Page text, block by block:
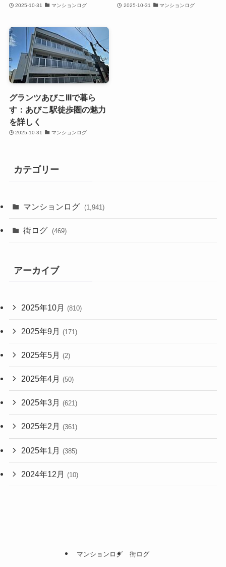
2025-10-31 マンションログ 2025-10-31 マンションログ
グランツあびこIIIで暮ら
す：あびこ駅徒歩圏の魅力
を詳しく
2025-10-31 マンションログ
カテゴリー
マンションログ (1,941)
街ログ (469)
アーカイブ
2025年10月 (810)
2025年9月 (171)
2025年5月 (2)
2025年4月 (50)
2025年3月 (621)
2025年2月 (361)
2025年1月 (385)
2024年12月 (10)
マンションログ 街ログ